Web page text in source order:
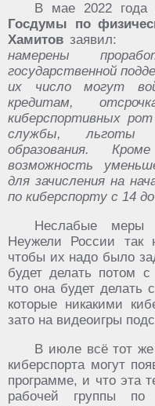
В мае 2022 года
Госдумы по
Хамитов заявил:
намерены
государственной
их число могут
кредитам,
киберспортивных
службы, льготы
образования.
возможность
для зачисления на
по киберспорту с 14
Неслабые меры
Неужели России так
чтобы их надо было
будет делать потом
что она будет
которые никакими
зато на видеоигры
В июле всё тот же
киберспорта могут
программе, и что эта
рабочей группы по